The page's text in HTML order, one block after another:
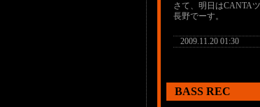
さて、明日はCANTA
長野でーす。
2009.11.20 01:30
BASS REC